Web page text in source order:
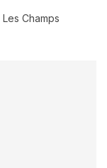
Les Champs